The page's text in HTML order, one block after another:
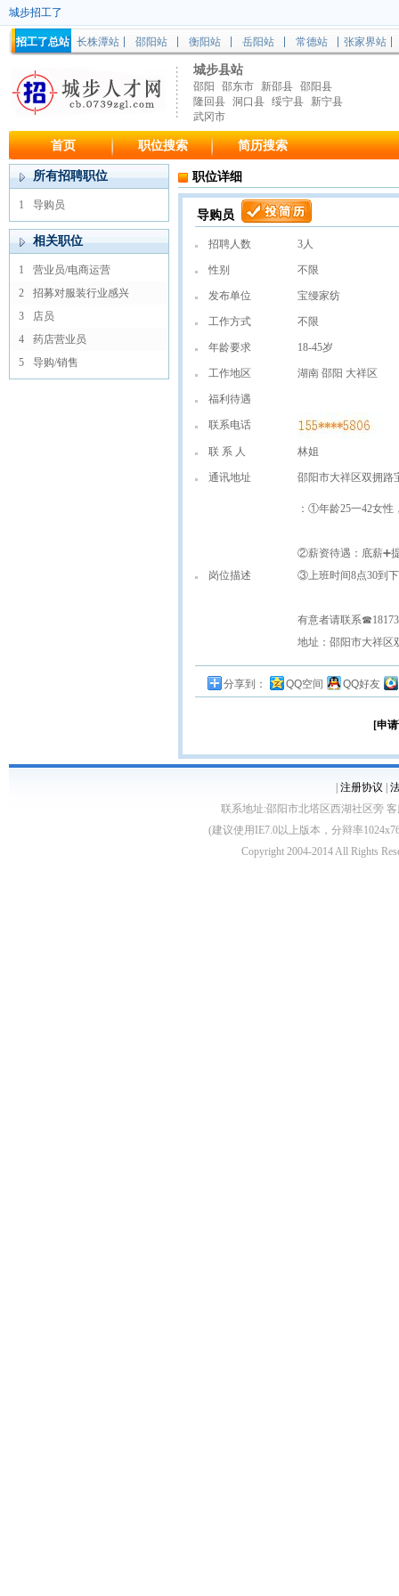
城步招工了
招工了总站 长株潭站 邵阳站 衡阳站 岳阳站 常德站 张家界站
城步县站
邵阳 邵东市 新邵县 邵阳县
隆回县 洞口县 绥宁县
新宁县
武冈市
首页 职位搜索 简历搜索
所有招聘职位
1 导购员
相关职位
1
营业员/电商运营
2
招募对服装行业感兴
3
店员
4
药店营业员
5
导购/销售
职位详细
导购员
招聘人数 3人
性别 不限
发布单位 宝缦家纺
工作方式 不限
年龄要求 18-45岁
工作地区 湖南 邵阳 大祥区
福利待遇
联系电话
联 系 人 林姐
通讯地址 邵阳市大祥区双拥路
岗位描述
：①年龄25一42女
②薪资待遇：底薪➕
③上班时间8点30到
有意者请联系
地址：邵阳市大祥区
分享到： QQ空间 QQ好友
[申
注册协议
联系地址:邵阳市北塔区西湖社区旁 客
(建议使用IE7.0以上版本，分辩率
Copyright 2004-2014 All Rights